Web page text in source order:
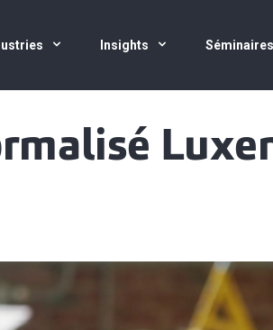
Insights Séminaires